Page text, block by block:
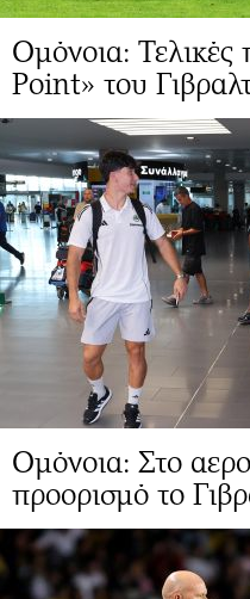
Ομόνοια: Τελικές
Point» του
Ομόνοια: Στο
προορισμό το